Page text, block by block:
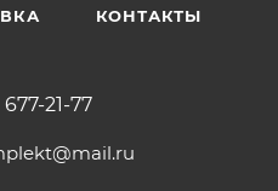
КОНТАКТЫ
677-21-77